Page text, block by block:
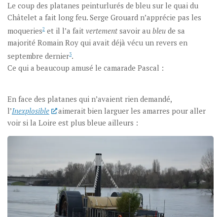
Le coup des platanes peinturlurés de bleu sur le quai du
Châtelet a fait long feu. Serge Grouard n’apprécie pas les
moqueries2 et il l’a fait vertement savoir au bleu de sa
majorité Romain Roy qui avait déjà vécu un revers en
septembre dernier3.
Ce qui a beaucoup amusé le camarade Pascal :
En face des platanes qui n’avaient rien demandé,
l’Inexplosible
aimerait bien larguer les amarres pour aller
voir si la Loire est plus bleue ailleurs :